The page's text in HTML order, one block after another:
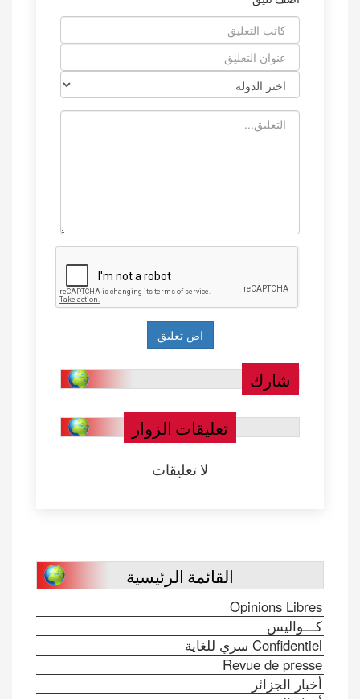
شارك
تعليقات الزوار
لا تعليقات
القائمة الرئيسية
Opinions Libres
كـــواليس
Confidentiel سري للغاية
Revue de presse
أخبار الجزائر